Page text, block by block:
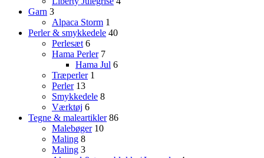
Garn 3
Alpaca Storm 1
Perler & smykkedele 40
Perlesæt 6
Hama Perler 7
Hama Jul 6
Træperler 1
Perler 13
Smykkedele 8
Værktøj 6
Tegne & maleartikler 86
Malebøger 10
Maling 8
Maling 3